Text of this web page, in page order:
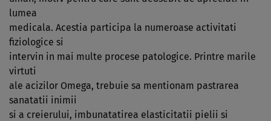
lumea
medicala. Acestia participa la numeroase activitati
fiziologice si
intervin in mai multe procese patologice. Printre marile
virtuti
ale acizilor Omega, trebuie sa mentionam pastrarea
sanatatii inimii
si a creierului, imbunatatirea elasticitatii pielii si